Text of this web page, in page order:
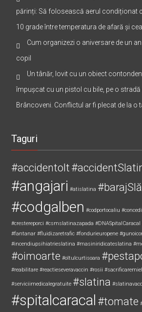
părinți: Să folosească aerul condiționat
10 grade între temperatura de afară și
Cum organizezi o aniversare de un
copil
Un tânăr, lovit cu un obiect
împușcat cu un pistol cu bile, pe o
Brâncoveni. Conflictul ar fi plecat de la o
Taguri
#accidentolt
#angajari #atislatina
#codgalben #codportocaliu
#crestereporci #csmslatinazapada #DNASpitalCaracal
#fantanar #fluidizaretrafic #fondurieuropene
#incendiupsihiatrieslatina #masiniridicateslatina
#oimoarte #oltulcurtisoara
#reabilitare #reactieseveravaccin #rosii
#serviciimedicalegratuite #slatina
#spitalcaracal #tomate